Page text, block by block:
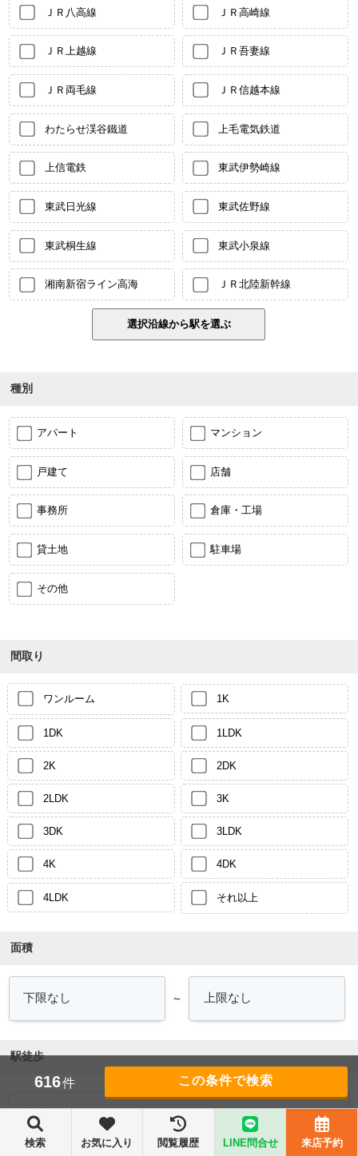
ＪＲ八高線 ＪＲ高崎線
ＪＲ上越線 ＪＲ吾妻線
ＪＲ両毛線 ＪＲ信越本線
わたらせ渓谷鐵道 上毛電気鉄道
上信電鉄 東武伊勢崎線
東武日光線 東武佐野線
東武桐生線 東武小泉線
湘南新宿ライン高海 ＪＲ北陸新幹線
種別
アパート マンション
戸建て 店舗
事務所 倉庫・工場
貸土地 駐車場
その他
間取り
ワンルーム 1K
1DK 1LDK
2K 2DK
2LDK 3K
3DK 3LDK
4K 4DK
4LDK それ以上
面積
～
駅徒歩
616件
検索 お気に入り 閲覧履歴 LINE問合せ 来店予約